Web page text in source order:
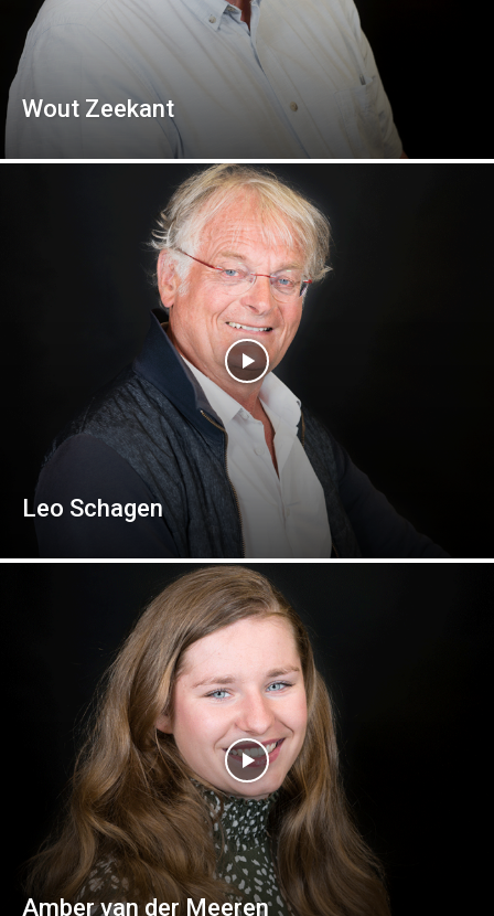
Wout Zeekant
Leo Schagen
Amber van der Meeren